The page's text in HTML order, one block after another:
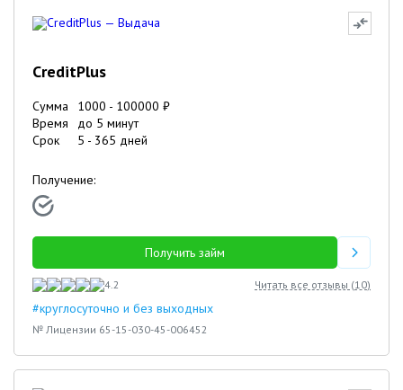
CreditPlus
Сумма 1000 - 100000 ₽
Время
до 5 минут
Срок
5 - 365 дней
Получение:
Получить займ
4.2 Читать все отзывы (10)
#круглосуточно и без выходных
№ Лицензии 65-15-030-45-006452